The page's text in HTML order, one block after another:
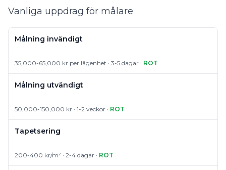
Vanliga uppdrag för målare
Målning invändigt
35,000-65,000 kr per lägenhet · 3-5 dagar · ROT
Målning utvändigt
50,000-150,000 kr · 1-2 veckor · ROT
Tapetsering
200-400 kr/m² · 2-4 dagar · ROT